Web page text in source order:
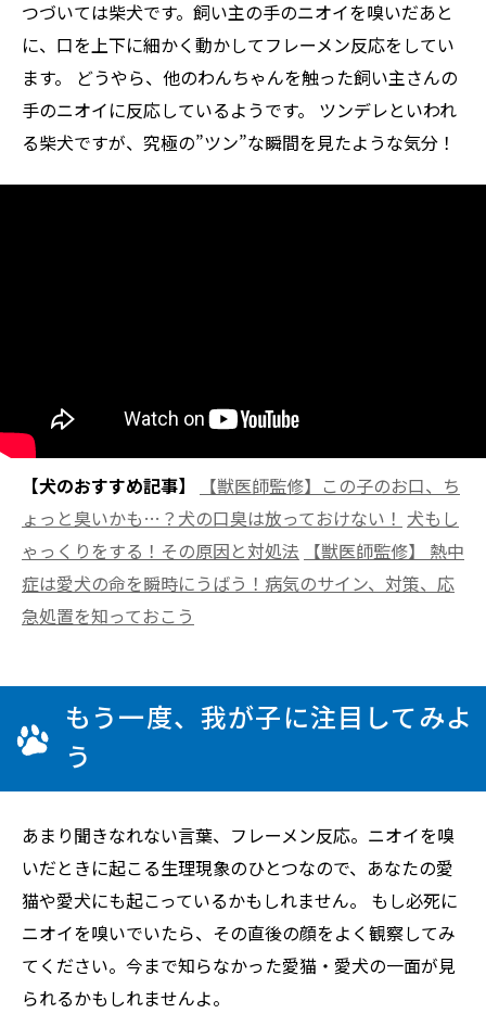
つづいては柴犬です。飼い主の手のニオイを嗅いだあと
に、口を上下に細かく動かしてフレーメン反応をしてい
ます。 どうやら、他のわんちゃんを触った飼い主さんの
手のニオイに反応しているようです。 ツンデレといわれ
る柴犬ですが、究極の”ツン”な瞬間を見たような気分！
【犬のおすすめ記事】 【獣医師監修】この子のお口、ち
ょっと臭いかも…？犬の口臭は放っておけない！ 犬もし
ゃっくりをする！その原因と対処法
【獣医師監修】 熱中
症は愛犬の命を瞬時にうばう！病気のサイン、対策、応
急処置を知っておこう
もう一度、我が子に注目してみよ
う
あまり聞きなれない言葉、フレーメン反応。ニオイを嗅
いだときに起こる生理現象のひとつなので、あなたの愛
猫や愛犬にも起こっているかもしれません。 もし必死に
ニオイを嗅いでいたら、その直後の顔をよく観察してみ
てください。今まで知らなかった愛猫・愛犬の一面が見
られるかもしれませんよ。